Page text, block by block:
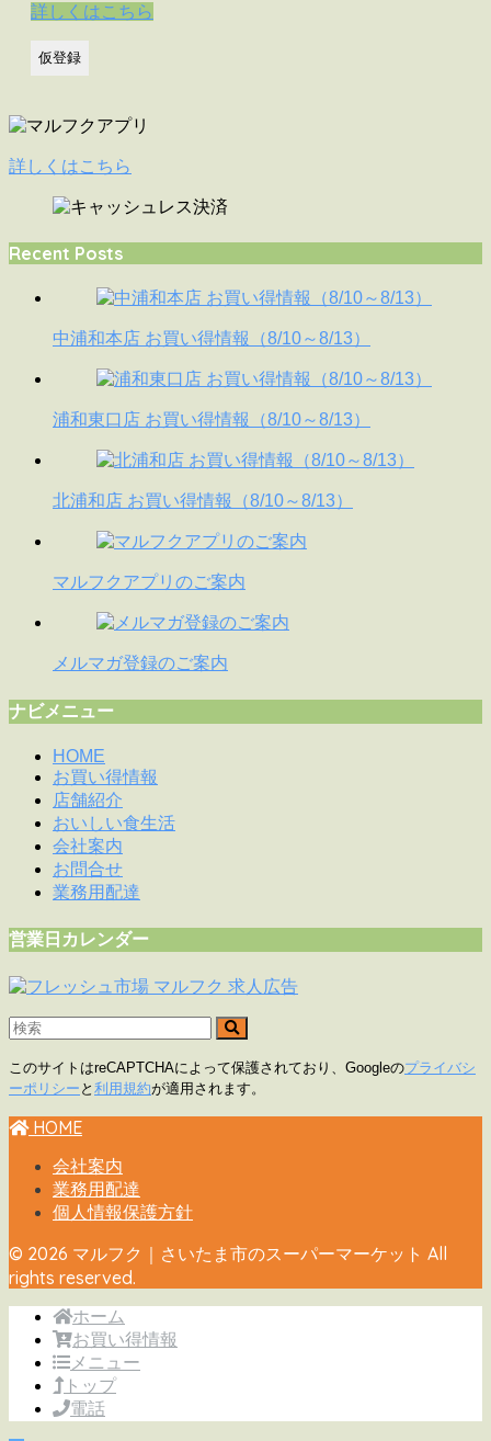
詳しくはこちら
詳しくはこちら
Recent Posts
中浦和本店 お買い得情報（8/10～8/13）
浦和東口店 お買い得情報（8/10～8/13）
北浦和店 お買い得情報（8/10～8/13）
マルフクアプリのご案内
メルマガ登録のご案内
ナビメニュー
HOME
お買い得情報
店舗紹介
おいしい食生活
会社案内
お問合せ
業務用配達
営業日カレンダー
このサイトはreCAPTCHAによって保護されており、Googleのプライバシ
ーポリシー と 利用規約が適用されます。
HOME
会社案内
業務用配達
個人情報保護方針
© 2026 マルフク｜さいたま市のスーパーマーケット All
rights reserved.
ホーム
お買い得情報
メニュー
トップ
電話